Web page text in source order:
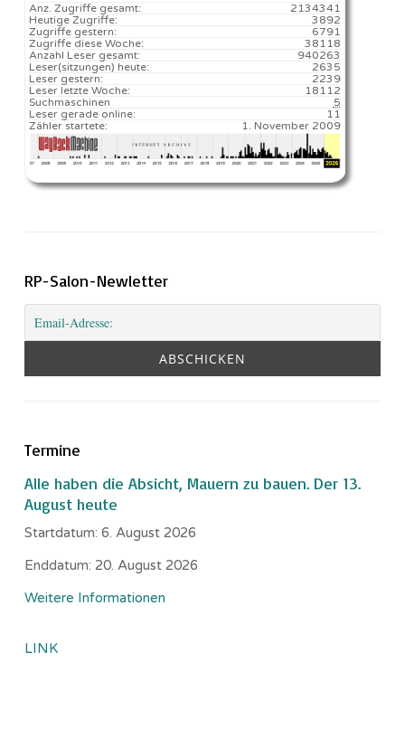
2134341
Anz. Zugriffe gesamt:
3892
Heutige Zugriffe:
6791
Zugriffe gestern:
38118
Zugriffe diese Woche:
940263
Anzahl Leser gesamt:
2635️
Leser(sitzungen) heute:
2239
Leser gestern:
18112️
Leser letzte Woche:
5
Suchmaschinen
11
Leser gerade online:
1. November 2009
Zähler startete:
RP-Salon-Newletter
Termine
Alle haben die Absicht, Mauern zu bauen. Der 13.
August heute
Startdatum: 6. August 2026
Enddatum: 20. August 2026
Weitere Informationen
LINK